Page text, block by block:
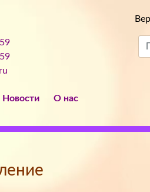
Новости О нас